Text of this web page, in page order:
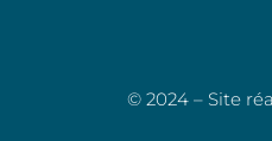
© 2024 – Site